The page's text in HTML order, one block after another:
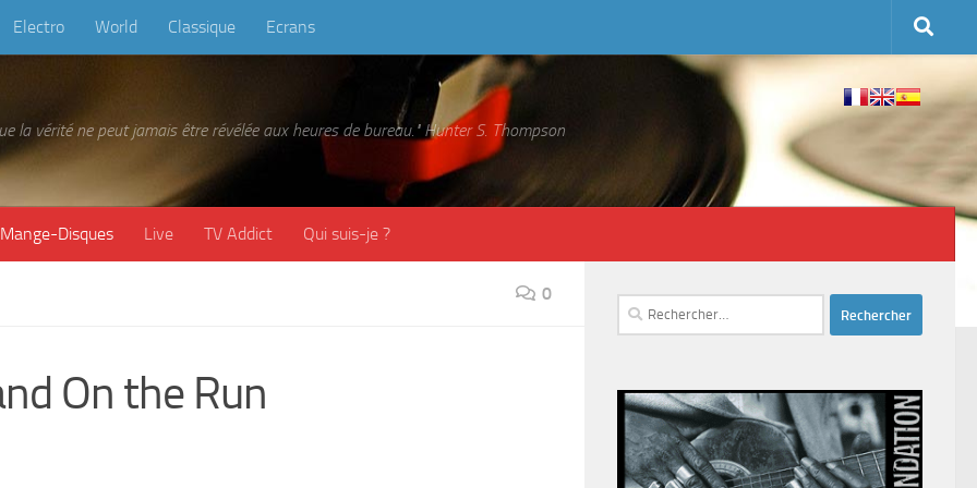
Electro World Classique Ecrans
la vérité ne peut jamais être révélée aux heures de bureau." Hunter S. Thompson
Mange-Disques Live TV Addict Qui suis-je ?
0
On the Run
Rechercher :